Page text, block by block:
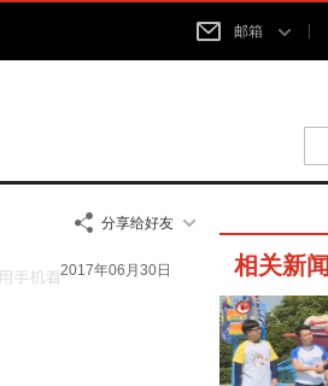
邮箱
分享给好友
2017年06月30日 相关新闻